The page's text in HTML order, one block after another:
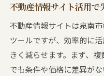
不動産情報サイト活用で
不動産情報サイトは泉南
ツールですが、効率的に
きく減らせます。まず、
でも条件や価格に差異がな